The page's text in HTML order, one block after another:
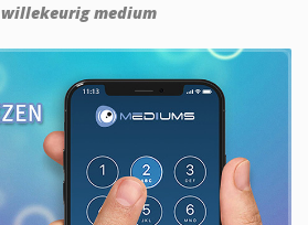
willekeurig medium